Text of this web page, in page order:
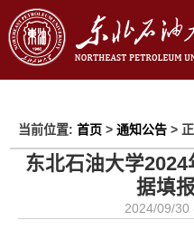
当前位置: 首页> 通知公告>
东北石油大学
据填
2024/09/30